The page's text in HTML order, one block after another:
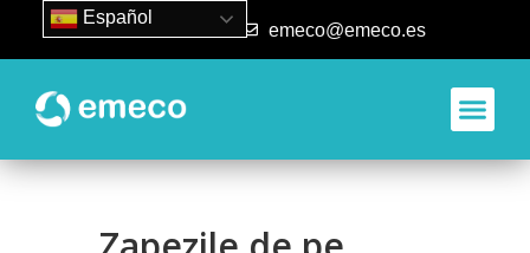
93 840 50 80 emeco@emeco.es
Español